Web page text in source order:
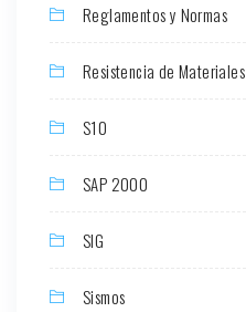
Reglamentos y Normas
Resistencia de Materiales
S10
SAP 2000
SIG
Sismos